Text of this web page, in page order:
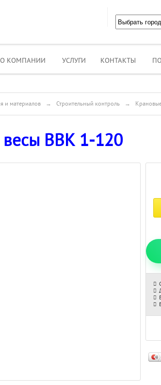
О КОМПАНИИ УСЛУГИ КОНТАКТЫ
и материалов → Строительный контроль →
ВВК 1-120